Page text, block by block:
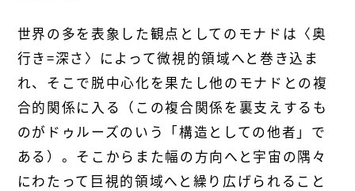
世界の多を表象した観点としてのモナドは〈奥
行き=深さ〉によって微視的領域へと巻き込ま
れ、そこで脱中心化を果たし他のモナドとの複
合的関係に入る（この複合関係を裏支えするも
のがドゥルーズのいう「構造としての他者」で
ある）。そこからまた幅の方向へと宇宙の隅々
にわたって巨視的領域へと繰り広げられること